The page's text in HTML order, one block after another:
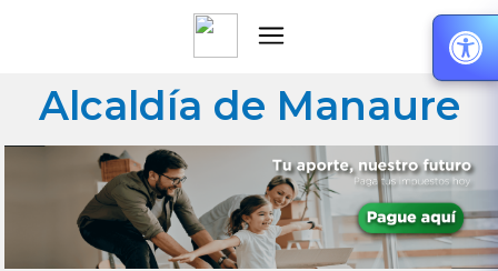
Alcaldía de Manaure